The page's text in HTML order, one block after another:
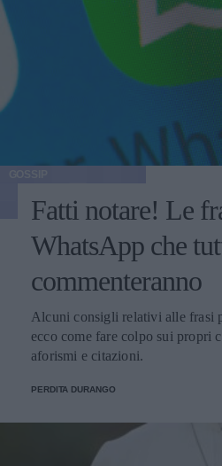
Fatti notare! Le
WhatsApp che
commenteranno
Alcuni consigli relativi alle frasi
ecco come fare colpo sui propri
aforismi e citazioni.
PERDITA DURANGO